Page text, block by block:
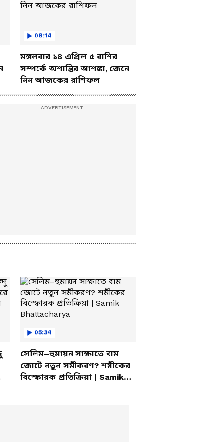
08:14
মঙ্গলবার ১৪ এপ্রিল ৫ রাশির
সম্পর্কে অশান্তির আশঙ্কা, জেনে
নিন আজকের রাশিফল
05:34
সেলিম–হুমায়ন সাক্ষাতে বাম
জোটে নতুন সমীকরণ? শমীকের
বিস্ফোরক প্রতিক্রিয়া | Samik